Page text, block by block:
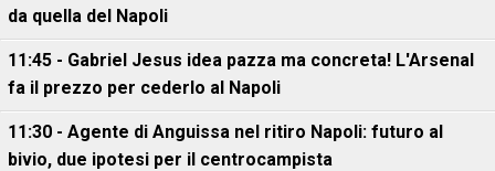
da quella del Napoli
11:45 - Gabriel Jesus idea pazza ma concreta! L'Arsenal
fa il prezzo per cederlo al Napoli
11:30 - Agente di Anguissa nel ritiro Napoli: futuro al
bivio, due ipotesi per il centrocampista